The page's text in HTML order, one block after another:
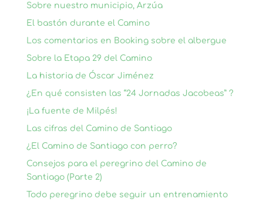
Sobre nuestro municipio, Arzúa
El bastón durante el Camino
Los comentarios en Booking sobre el albergue
Sobre la Etapa 29 del Camino
La historia de Óscar Jiménez
¿En qué consisten las “24 Jornadas Jacobeas” ?
¡La fuente de Milpés!
Las cifras del Camino de Santiago
¿El Camino de Santiago con perro?
Consejos para el peregrino del Camino de
Santiago (Parte 2)
Todo peregrino debe seguir un entrenamiento